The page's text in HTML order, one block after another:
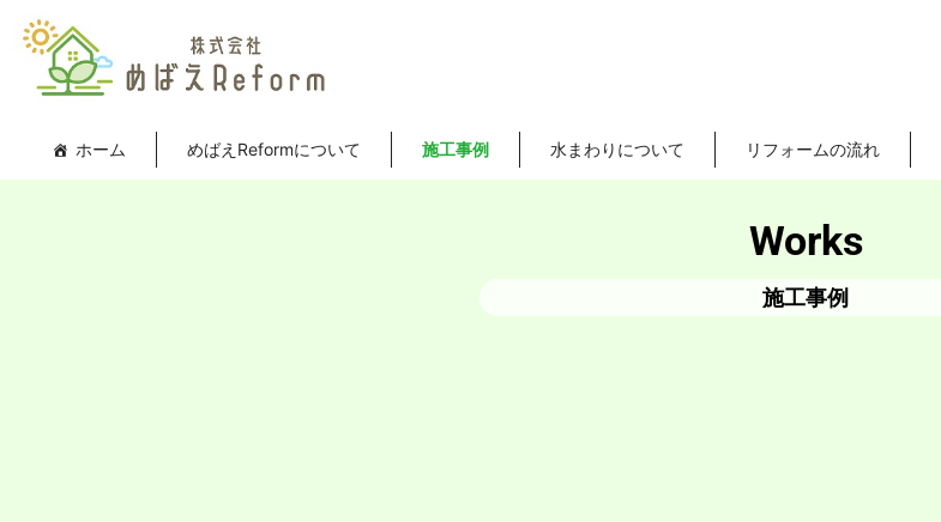
プ
ホーム めばえReformについて 施工事例 水まわりについて リフォームの流れ
Works
施工事例